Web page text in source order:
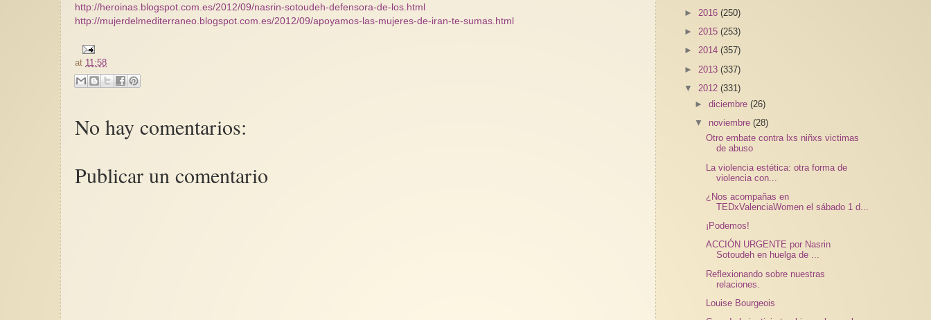
http://heroinas.blogspot.com.es/2012/09/nasrin-sotoudeh-defensora-de-los.html
http://mujerdelmediterraneo.blogspot.com.es/2012/09/apoyamos-las-mujeres-de-iran-te-sumas.html
at 11:58
No hay comentarios:
Publicar un comentario
► 2016 (250)
► 2015 (253)
► 2014 (357)
► 2013 (337)
▼ 2012 (331)
►diciembre(26)
▼ noviembre(28)
Otro embate contra lxs niñxs victimas
de abuso
La violencia estética: otra forma de
violencia con...
¿Nos acompañas en
TEDxValenciaWomen el sábado 1 d...
¡Podemos!
ACCIÓN URGENTE por Nasrin
Sotoudeh en huelga de ...
Reflexionando sobre nuestras
relaciones.
Louise Bourgeois